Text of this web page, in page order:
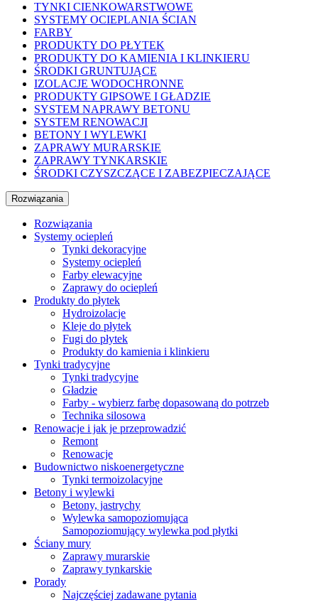
TYNKI CIENKOWARSTWOWE
SYSTEMY OCIEPLANIA ŚCIAN
FARBY
PRODUKTY DO PŁYTEK
PRODUKTY DO KAMIENIA I KLINKIERU
ŚRODKI GRUNTUJĄCE
IZOLACJE WODOCHRONNE
PRODUKTY GIPSOWE I GŁADZIE
SYSTEM NAPRAWY BETONU
SYSTEM RENOWACJI
BETONY I WYLEWKI
ZAPRAWY MURARSKIE
ZAPRAWY TYNKARSKIE
ŚRODKI CZYSZCZĄCE I ZABEZPIECZAJĄCE
Rozwiązania
Rozwiązania
Systemy ociepleń
Tynki dekoracyjne
Systemy ociepleń
Farby elewacyjne
Zaprawy do ociepleń
Produkty do płytek
Hydroizolacje
Kleje do płytek
Fugi do płytek
Produkty do kamienia i klinkieru
Tynki tradycyjne
Tynki tradycyjne
Gładzie
Farby - wybierz farbę dopasowaną do potrzeb
Technika silosowa
Renowacje i jak je przeprowadzić
Remont
Renowacje
Budownictwo niskoenergetyczne
Tynki termoizolacyjne
Betony i wylewki
Betony, jastrychy
Wylewka samopoziomująca
Samopoziomujący wylewka pod płytki
Ściany mury
Zaprawy murarskie
Zaprawy tynkarskie
Porady
Najczęściej zadawane pytania